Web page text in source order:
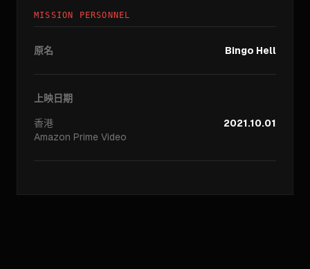
MISSION PERSONNEL
原名 Bingo Hell
上映日期
香港
Amazon Prime Video
2021.10.01